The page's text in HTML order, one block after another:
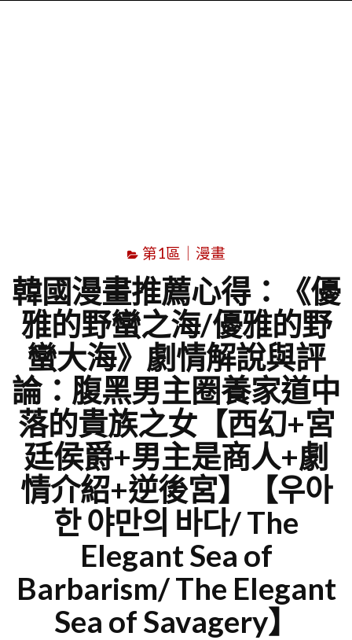
第1區｜漫畫
韓國漫畫推薦心得：《優
雅的野蠻之海/優雅的野
蠻大海》劇情解說與評
論：腹黑男主圈養家道中
落的貴族之女【西幻+宮
廷侯爵+男主是商人+劇
情介紹+逆後宮】【우아
한 야만의 바다/ The
Elegant Sea of
Barbarism/ The Elegant
Sea of Savagery】